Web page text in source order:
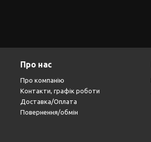
Про нас
Про компанію
Контакти, графік роботи
Доставка/Оплата
Повернення/обмін